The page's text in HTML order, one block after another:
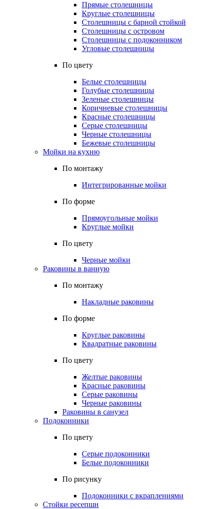
Прямые столешницы
Круглые столешницы
Столешницы с барной стойкой
Столешницы с островом
Столешницы с подоконником
Угловые столешницы
По цвету
Белые столешницы
Голубые столешницы
Зеленые столешницы
Коричневые столешницы
Красные столешницы
Серые столешницы
Черные столешницы
Бежевые столешницы
Мойки на кухню
По монтажу
Интегрированные мойки
По форме
Прямоугольные мойки
Круглые мойки
По цвету
Черные мойки
Раковины в ванную
По монтажу
Накладные раковины
По форме
Круглые раковины
Квадратные раковины
По цвету
Желтые раковины
Красные раковины
Серые раковины
Черные раковины
Раковины в санузел
Подоконники
По цвету
Серые подоконники
Белые подоконники
По рисунку
Подоконники с вкраплениями
Стойки ресепшн